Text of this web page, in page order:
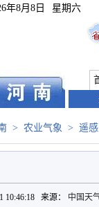
年8月8日 星期六
> 农业气象 > 遥
10:46:18 来源： 中国天